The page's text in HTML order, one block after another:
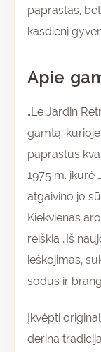
paprastas,
kasdienį
Apie
„Le Jardin
gamtą,
paprastus
1975 m. įkūrė
atgaivino jo
Kiekvienas
reiškia „Iš
ieškojimas,
sodus ir
Įkvėpti
derina